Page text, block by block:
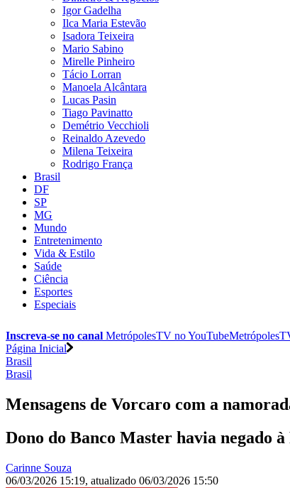
Igor Gadelha
Ilca Maria Estevão
Isadora Teixeira
Mario Sabino
Mirelle Pinheiro
Tácio Lorran
Manoela Alcântara
Lucas Pasin
Tiago Pavinatto
Demétrio Vecchioli
Reinaldo Azevedo
Milena Teixeira
Rodrigo França
Brasil
DF
SP
MG
Mundo
Entretenimento
Vida & Estilo
Saúde
Ciência
Esportes
Especiais
Inscreva-se no canal MetrópolesTV noYouTube
Página Inicial
Brasil
Brasil
Mensagens de Vorcaro com a
Dono do Banco Master havia negado
Carinne Souza
06/03/2026 15:19, atualizado 06/03/2026 15:50